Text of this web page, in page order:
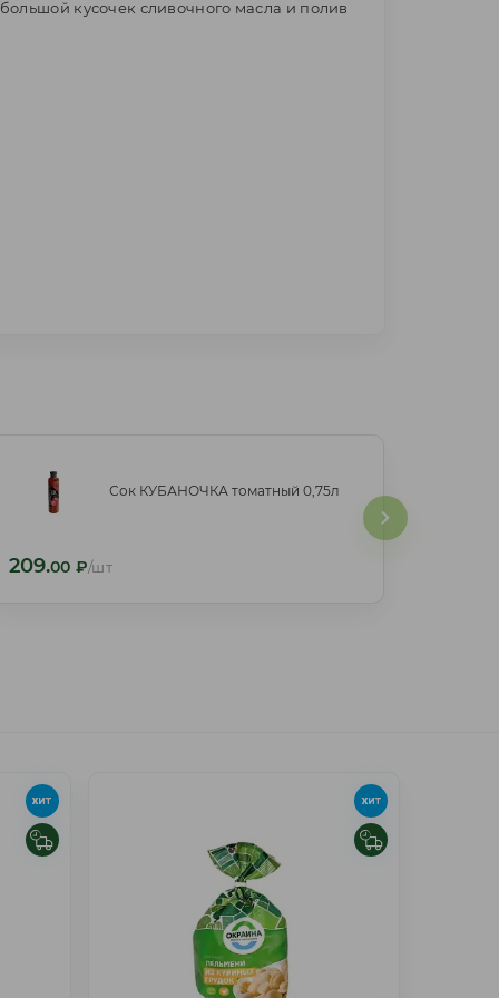
кусочек сливочного масла и полив
Сок КУБАНОЧКА томатный 0,75л
209.00 ₽/шт
Сок КУБАНОЧКА томатный 0,75л
209.00 ₽/шт